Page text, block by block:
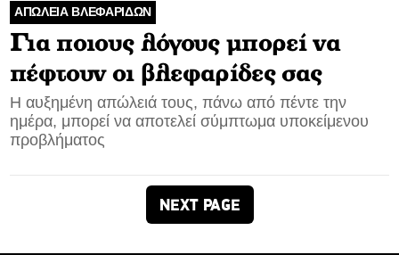
ΑΠΩΛΕΙΑ ΒΛΕΦΑΡΙΔΩΝ
Για ποιους λόγους μπορεί να
πέφτουν οι βλεφαρίδες σας
Η αυξημένη απώλειά τους, πάνω από πέντε την
ημέρα, μπορεί να αποτελεί σύμπτωμα υποκείμενου
προβλήματος
NEXT PAGE